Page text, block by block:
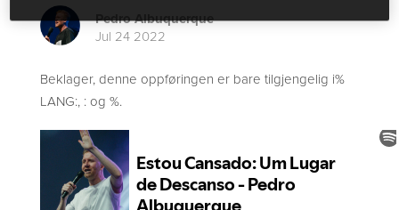
Pedro Albuquerque
Jul 24 2022
Beklager, denne oppføringen er bare tilgjengelig i%
LANG:, : og %.